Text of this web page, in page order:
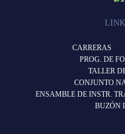
CARRERAS
PROG. DE
TALLER
CONJUNTO
ENSAMBLE DE INSTR.
BUZÓN